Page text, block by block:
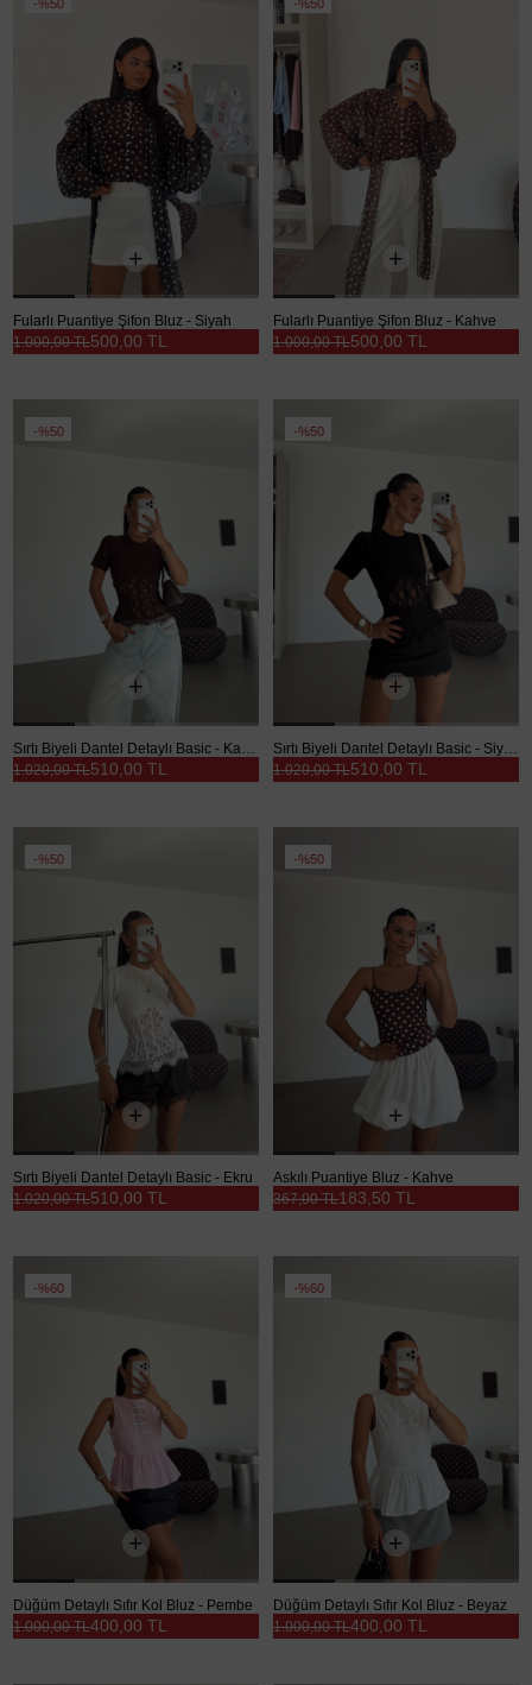
%50
Fularlı Puantiye Şifon Bluz - Siyah
500,00 TL
1.000,00 TL
%50
Fularlı Puantiye Şifon Bluz - Kahve
500,00 TL
1.000,00 TL
%50
Sırtı Biyeli Dantel Detaylı Basic - Kahve
510,00 TL
1.020,00 TL
%50
Sırtı Biyeli Dantel Detaylı Basic - Siyah
510,00 TL
1.020,00 TL
%50
Sırtı Biyeli Dantel Detaylı Basic - Ekru
510,00 TL
1.020,00 TL
%50
Askılı Puantiye Bluz - Kahve
183,50 TL
367,00 TL
%60
Düğüm Detaylı Sıfır Kol Bluz - Pembe
400,00 TL
1.000,00 TL
%60
Düğüm Detaylı Sıfır Kol Bluz - Beyaz
400,00 TL
1.000,00 TL